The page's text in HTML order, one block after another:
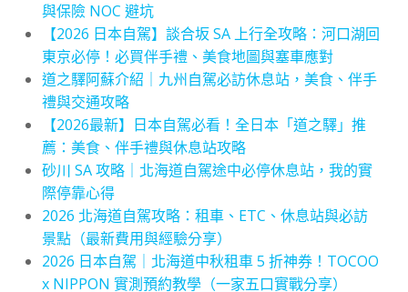
與保險 NOC 避坑
【2026 日本自駕】談合坂 SA 上行全攻略：河口湖回
東京必停！必買伴手禮、美食地圖與塞車應對
道之驛阿蘇介紹｜九州自駕必訪休息站，美食、伴手
禮與交通攻略
【2026最新】日本自駕必看！全日本「道之驛」推
薦：美食、伴手禮與休息站攻略
砂川 SA 攻略｜北海道自駕途中必停休息站，我的實
際停靠心得
2026 北海道自駕攻略：租車、ETC、休息站與必訪
景點（最新費用與經驗分享）
2026 日本自駕｜北海道中秋租車 5 折神券！TOCOO
x NIPPON 實測預約教學（一家五口實戰分享）